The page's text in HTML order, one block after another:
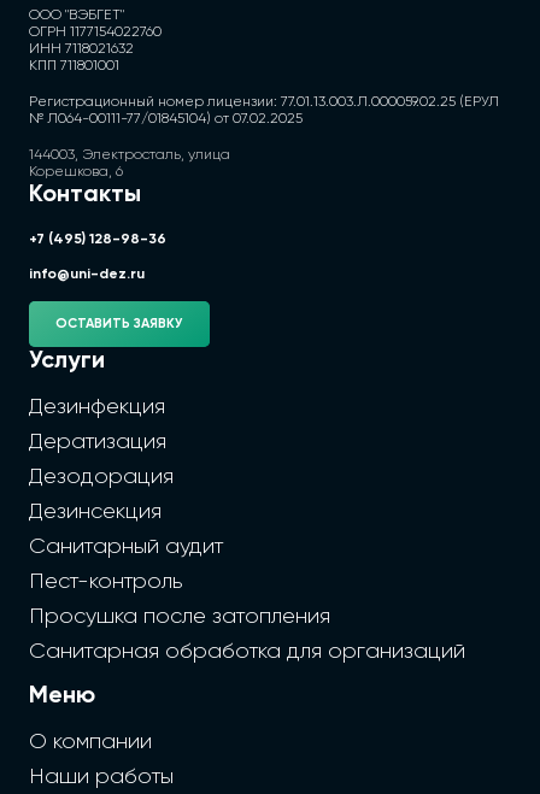
ООО "ВЭБГЕТ"
ОГРН 1177154022760
ИНН 7118021632
КПП 711801001
Регистрационный номер лицензии: 77.01.13.003.Л.000059.02.25 (ЕРУЛ
№ Л064-00111-77/01845104) от 07.02.2025
144003, Электросталь, улица
Корешкова, 6
Контакты
+7 (495) 128-98-36
info@uni-dez.ru
ОСТАВИТЬ ЗАЯВКУ
Услуги
Дезинфекция
Дератизация
Дезодорация
Дезинсекция
Санитарный аудит
Пест-контроль
Просушка после затопления
Санитарная обработка для организаций
Меню
О компании
Наши работы